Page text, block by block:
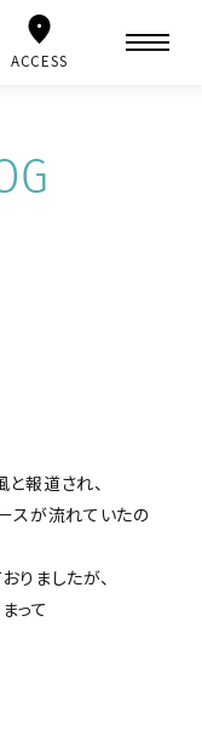
ACCESS
報道され、
スが流れていたの
りましたが、
って